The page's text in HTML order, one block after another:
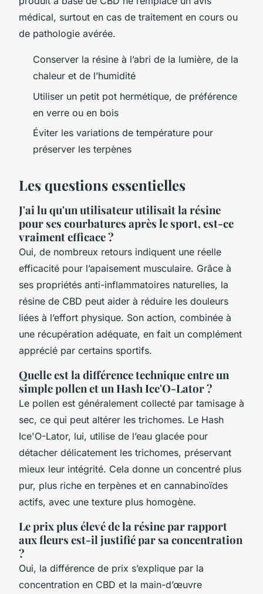
médical, surtout en cas de traitement en cours ou
de pathologie avérée.
Conserver la résine à l’abri de la lumière, de la
chaleur et de l’humidité
Utiliser un petit pot hermétique, de préférence
en verre ou en bois
Éviter les variations de température pour
préserver les terpènes
Les questions essentielles
J'ai lu qu'un utilisateur utilisait la résine
pour ses courbatures après le sport, est-ce
vraiment efficace ?
Oui, de nombreux retours indiquent une réelle
efficacité pour l’apaisement musculaire. Grâce à
ses propriétés anti-inflammatoires naturelles, la
résine de CBD peut aider à réduire les douleurs
liées à l’effort physique. Son action, combinée à
une récupération adéquate, en fait un complément
apprécié par certains sportifs.
Quelle est la différence technique entre un
simple pollen et un Hash Ice'O-Lator ?
Le pollen est généralement collecté par tamisage à
sec, ce qui peut altérer les trichomes. Le Hash
Ice'O-Lator, lui, utilise de l’eau glacée pour
détacher délicatement les trichomes, préservant
mieux leur intégrité. Cela donne un concentré plus
pur, plus riche en terpènes et en cannabinoïdes
actifs, avec une texture plus homogène.
Le prix plus élevé de la résine par rapport
aux fleurs est-il justifié par sa concentration
?
Oui, la différence de prix s’explique par la
concentration en CBD et la main-d’œuvre